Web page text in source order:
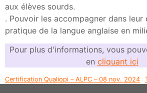
aux élèves sourds.
. Pouvoir les accompagner dans
pratique de la langue anglaise en
Pour plus d'informations, vous
en cliquant ici
Certification Qualiopi – ALPC – 08 nov. 2024